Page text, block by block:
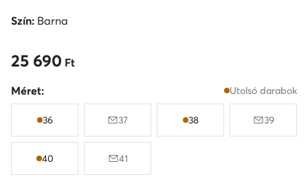
Szín: Barna
25 690 Ft
25 690 Ft
Méret: Utolsó darabok
36 37 38 39
40 41